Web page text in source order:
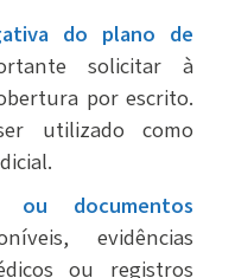
do plano de
solicitar à
por escrito.
utilizado como
ou documentos
evidências
ou registros